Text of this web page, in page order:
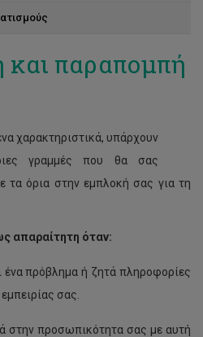
και παραπομπή
χαρακτηριστικά, υπάρχουν
γραμμές που θα σας
τα όρια στην εμπλοκή σας για τη
απαραίτητη όταν:
ένα πρόβλημα ή ζητά πληροφορίες
σας.
στην προσωπικότητα σας με αυτή